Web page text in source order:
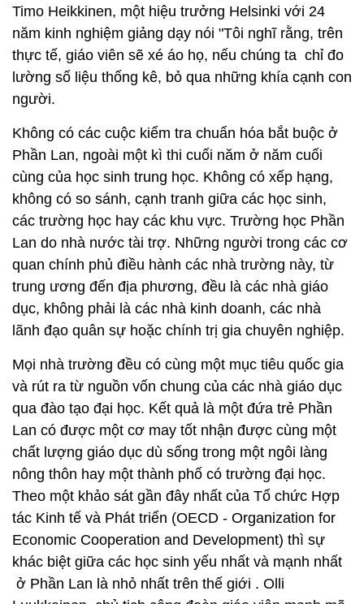
Timo Heikkinen, một hiệu trưởng Helsinki với 24
năm kinh nghiệm giảng dạy nói "Tôi nghĩ rằng, trên
thực tế, giáo viên sẽ xé áo họ, nếu chúng ta chỉ đo
lường số liệu thống kê, bỏ qua những khía cạnh con
người.
Không có các cuộc kiểm tra chuẩn hóa bắt buộc ở
Phần Lan, ngoài một kì thi cuối năm ở năm cuối
cùng của học sinh trung học. Không có xếp hạng,
không có so sánh, cạnh tranh giữa các học sinh,
các trường học hay các khu vực. Trường học Phần
Lan do nhà nước tài trợ. Những người trong các cơ
quan chính phủ điều hành các nhà trường này, từ
trung ương đến địa phương, đều là các nhà giáo
dục, không phải là các nhà kinh doanh, các nhà
lãnh đạo quân sự hoặc chính trị gia chuyên nghiệp.
Mọi nhà trường đều có cùng một mục tiêu quốc gia
và rút ra từ nguồn vốn chung của các nhà giáo dục
qua đào tạo đại học. Kết quả là một đứa trẻ Phần
Lan có được một cơ may tốt nhận được cùng một
chất lượng giáo dục dù sống trong một ngôi làng
nông thôn hay một thành phố có trường đại học.
Theo một khảo sát gần đây nhất của Tổ chức Hợp
tác Kinh tế và Phát triển (OECD - Organization for
Economic Cooperation and Development) thì sự
khác biệt giữa các học sinh yếu nhất và mạnh nhất
ở Phần Lan là nhỏ nhất trên thế giới . Olli